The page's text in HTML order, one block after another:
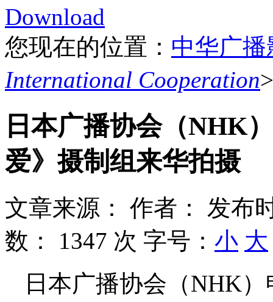
Download
您现在的位置： 中华广
International Cooperation
日本广播协会（NHK
爱》摄制组来华拍摄
文章来源： 作者：
发布
数： 1347 次 字号： 小 大
日本广播协会（NHK